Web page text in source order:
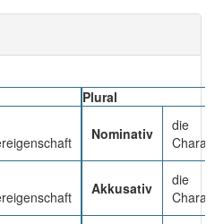
: 1
: 0
haben den Artikel
Plural
Nominativ
die
Akkusativ
die